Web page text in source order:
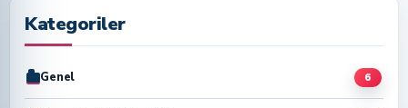
Kategoriler
Genel 6